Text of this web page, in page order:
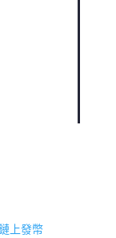
上發幣